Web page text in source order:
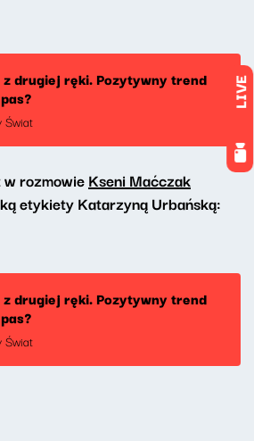
LIVE
drugiej ręki. Pozytywny trend
Świat
rozmowieKseni Maćczak
etykiety Katarzyną Urbańską:
drugiej ręki. Pozytywny trend
Świat